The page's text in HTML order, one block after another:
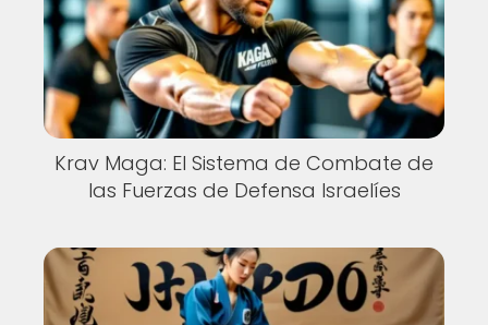
Krav Maga: El Sistema de Combate de
las Fuerzas de Defensa Israelíes